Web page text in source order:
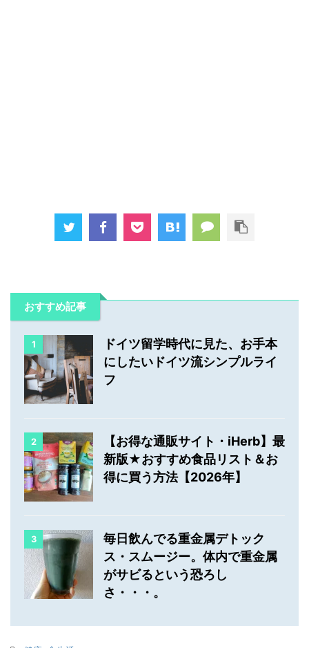
おすすめ記事
1
ドイツ留学時代に見た、お手本
にしたいドイツ流シンプルライ
フ
2
【お得な通販サイト・iHerb】最
新版★おすすめ食品リスト＆お
得に買う方法【2026年】
3
毎日飲んでる重金属デトック
ス・スムージー。体内で重金属
がサビるという恐ろし
さ・・・。